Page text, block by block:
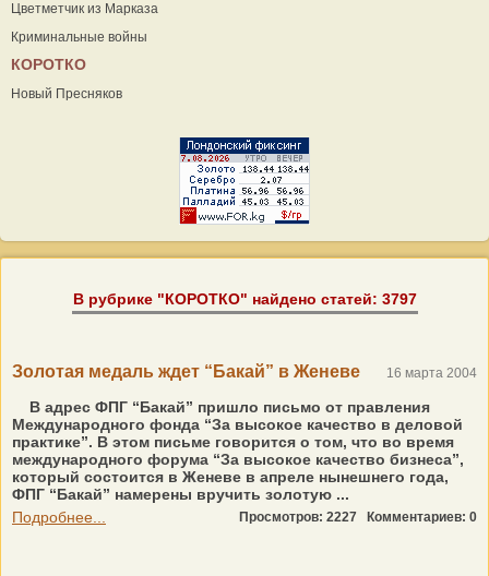
Цветметчик из Марказа
Криминальные войны
КОРОТКО
Новый Пресняков
В рубрике "КОРОТКО" найдено статей: 3797
Золотая медаль ждет “Бакай” в Женеве 16 марта 2004
В адрес ФПГ “Бакай” пришло письмо от правления
Международного фонда “За высокое качество в деловой
практике”. В этом письме говорится о том, что во время
международного форума “За высокое качество бизнеса”,
который состоится в Женеве в апреле нынешнего года,
ФПГ “Бакай” намерены вручить золотую ...
Подробнее...
Просмотров: 2227 Комментариев: 0